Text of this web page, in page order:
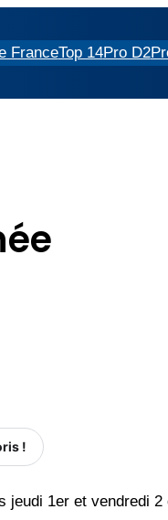
FranceTop 14Pro D2
!
jeudi 1er et vendredi 2